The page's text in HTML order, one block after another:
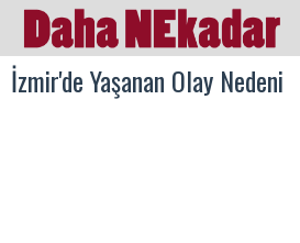
İzmir'de Yaşanan Olay Nedeni